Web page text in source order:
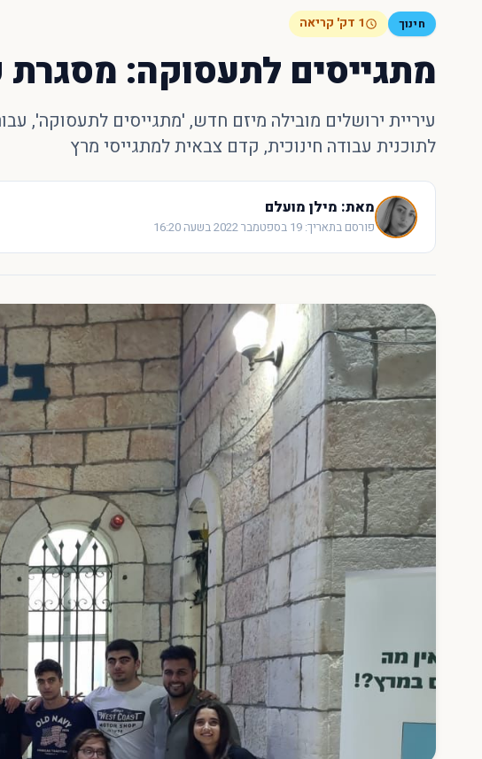
חינוך 1 דק' קריאה
מתגייסים לתעסוקה:
עיריית ירושלים מובילה מיזם חדש, 'מתגייסים לתעסוקה',
לתוכנית עבודה חינוכית, קדם צבאית למתגייסי מרץ
מאת: מילן מועלם
פורסם בתאריך: 19 בספטמבר 2022 בשעה 16:20